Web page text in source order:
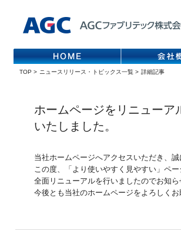
TOP > ニュースリリース・トピックス一覧 > 詳細記事
ホームページをリニューア
いたしました。
当社ホームページへアクセスいただき、
この度、「より使いやすく見やすい」ペ
全面リニューアルを行いましたのでお知ら
今後とも当社のホームページをよろしくお